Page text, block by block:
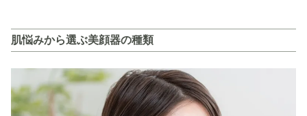
肌悩みから選ぶ美顔器の種類